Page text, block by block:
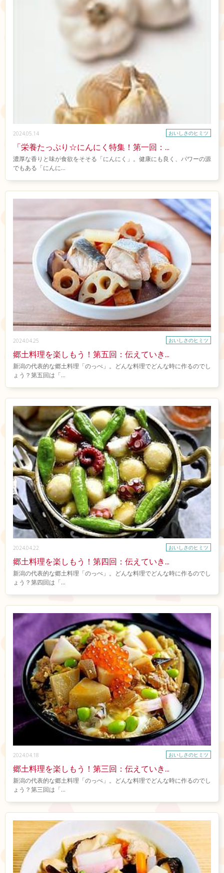
2024.05.14 おいしさのヒミツ
「栄養たっぷり☆にんにく特集！第一回：...
濃厚な香りと味が食欲をそそる「にんにく」。健康にも良く、パワーの源
でもある「にんに...
2024.04.25 おいしさのヒミツ
郷土料理を楽しもう！第五回：伝えていき...
新潟の代表的な郷土料理「のっぺ」。どんな料理でどんな時に作るのでし
ょう？第五回は「...
2024.04.22 おいしさのヒミツ
郷土料理を楽しもう！第四回：伝えていき...
新潟の代表的な郷土料理「のっぺ」。どんな料理でどんな時に作るのでし
ょう？第四回は「...
2024.04.18 おいしさのヒミツ
郷土料理を楽しもう！第三回：伝えていき...
新潟の代表的な郷土料理「のっぺ」。どんな料理でどんな時に作るのでし
ょう？第三回は「...